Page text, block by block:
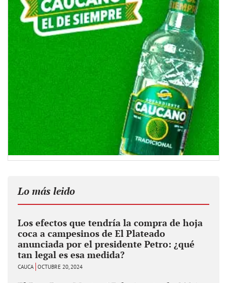
Lo más leido
Los efectos que tendría la compra de hoja
coca a campesinos de El Plateado
anunciada por el presidente Petro: ¿qué
tan legal es esa medida?
CAUCA OCTUBRE 20, 2024